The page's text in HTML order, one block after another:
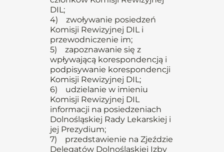
DIL;
4) zwoływanie posiedzeń
Komisji Rewizyjnej DIL i
przewodniczenie im;
5) zapoznawanie się z
wpływającą korespondencją i
podpisywanie korespondencji
Komisji Rewizyjnej DIL;
6) udzielanie w imieniu
Komisji Rewizyjnej DIL
informacji na posiedzeniach
Dolnośląskiej Rady Lekarskiej i
jej Prezydium;
7) przedstawienie na Zjeździe
Delegatów Dolnośląskiej Izby